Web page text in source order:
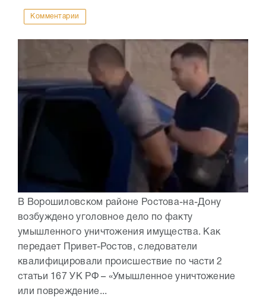
Комментарии
В Ворошиловском районе Ростова-на-Дону
возбуждено уголовное дело по факту
умышленного уничтожения имущества. Как
передает Привет-Ростов, следователи
квалифицировали происшествие по части 2
статьи 167 УК РФ – «Умышленное уничтожение
или повреждение...